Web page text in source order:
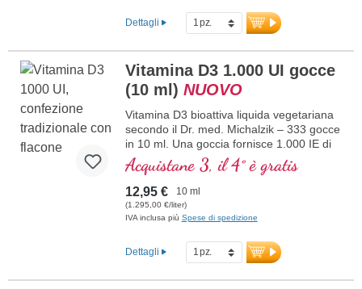
Questa combinazione ottimale supporta il
mantenimento di ossa normali,
sistema immunitario. Prodotto in
Germania senza ingegneria genetica, in
una produzione propria controllata attiva
da 25 anni, vegano, senza additivi e
testato in laboratorio. Sviluppato da
medici.
maggiori informazioni su Vitamina
D3 + K2
Dettagli
Vitamina D3 1.000 UI gocce
(10 ml) NUOVO
Vitamina D3 bioattiva liquida vegetariana
secondo il Dr. med. Michalzik – 333 gocce
in 10 ml. Una goccia fornisce 1.000 IE di
vitamina D3. Massima qualità premium.
Disciolta in olio di cocco MCT protettivo,
coltivato senza pesticidi, per una migliore
biodisponibilità. Questa combinazione
ottimale supporta il mantenimento di ossa
funzione muscolare e alla normale
funzione del sistema immunitario.
Acquistane 3, il 4° è gratis
12,95 € 10 ml
(1.295,00 €/liter)
IVA inclusa più Spese di spedizione
Dettagli